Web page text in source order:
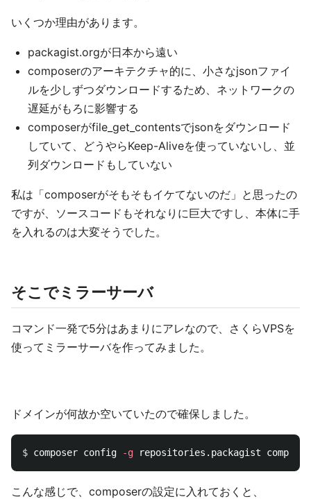
いくつか理由があります。
packagist.orgが日本から遠い
composerのアーキテクチャ的に、小さなjsonファイ
ルを少しずつダウンロードするため、ネットワークの
遅延がもろに影響する
composerがfile_get_contentsでjsonをダウンロード
していて、どうやらKeep-Aliveを使っていないし、並
列ダウンロードもしていない
私は「composerがそもそもイケてないのだ」と思ったの
ですが、ソースコードもそれなりに巨大ですし、本体に手
を入れるのは大変そうでした。
そこでミラーサーバ
コマンド一発で5分はあまりにアレなので、さくらVPSを
使ってミラーサーバを作ってみました。
ドメインが何故か空いていたので確保しました。
$ composer config -g
こんな感じで、composerの設定に入れておくと、